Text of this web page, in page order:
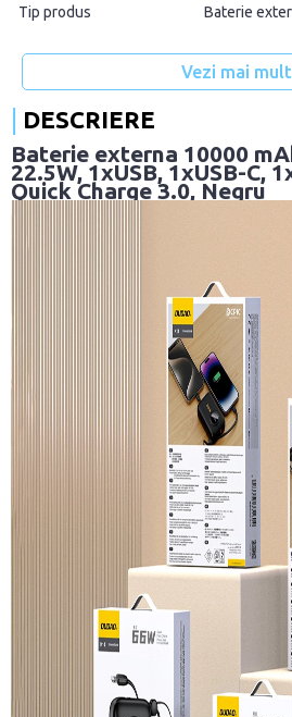
Tip produs Baterie
Vezi mai mult
DESCRIERE
Baterie externa 10000
22.5W, 1xUSB, 1xUSB-C,
Quick Charge 3.0, Negru